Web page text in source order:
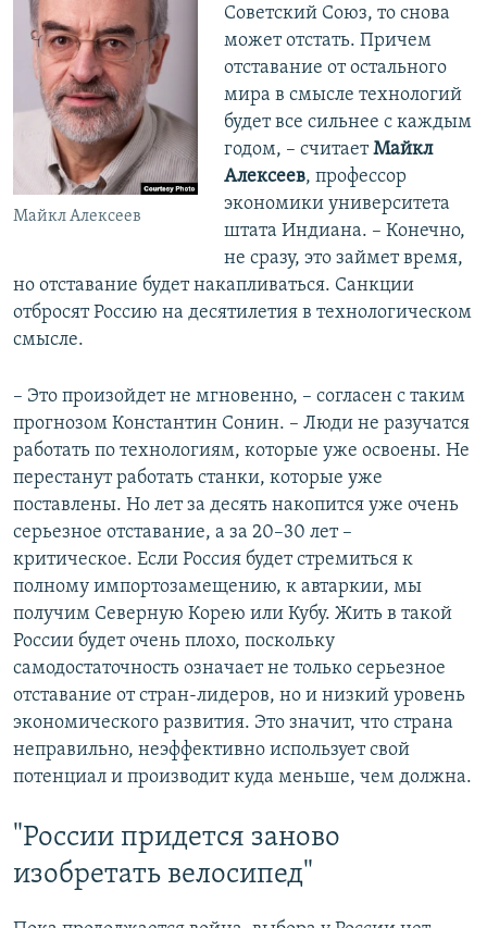
Майкл Алексеев
Советский Союз, то снова
может отстать. Причем
отставание от остального
мира в смысле технологий
будет все сильнее с каждым
годом, – считаетМайкл
Алексеев, профессор
экономики университета
штата Индиана. – Конечно,
не сразу, это займет время,
но отставание будет накапливаться. Санкции
отбросят Россию на десятилетия в технологическом
смысле.
– Это произойдет не мгновенно, – согласен с таким
прогнозом Константин Сонин. – Люди не разучатся
работать по технологиям, которые уже освоены. Не
перестанут работать станки, которые уже
поставлены. Но лет за десять накопится уже очень
серьезное отставание, а за 20–30 лет –
критическое. Если Россия будет стремиться к
полному импортозамещению, к автаркии, мы
получим Северную Корею или Кубу. Жить в такой
России будет очень плохо, поскольку
самодостаточность означает не только серьезное
отставание от стран-лидеров, но и низкий уровень
экономического развития. Это значит, что страна
неправильно, неэффективно использует свой
потенциал и производит куда меньше, чем должна.
"России придется заново
изобретать велосипед"